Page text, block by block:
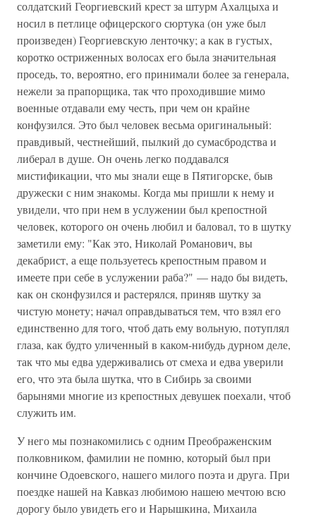
солдатский Георгиевский крест за штурм Ахалцыха и
носил в петлице офицерского сюртука (он уже был
произведен) Георгиевскую ленточку; а как в густых,
коротко остриженных волосах его была значительная
проседь, то, вероятно, его принимали более за генерала,
нежели за прапорщика, так что проходившие мимо
военные отдавали ему честь, при чем он крайне
конфузился. Это был человек весьма оригинальный:
правдивый, честнейший, пылкий до сумасбродства и
либерал в душе. Он очень легко поддавался
мистификации, что мы знали еще в Пятигорске, быв
дружески с ним знакомы. Когда мы пришли к нему и
увидели, что при нем в услужении был крепостной
человек, которого он очень любил и баловал, то в шутку
заметили ему: "Как это, Николай Романович, вы
декабрист, а еще пользуетесь крепостным правом и
имеете при себе в услужении раба?" — надо бы видеть,
как он сконфузился и растерялся, приняв шутку за
чистую монету; начал оправдываться тем, что взял его
единственно для того, чтоб дать ему вольную, потуплял
глаза, как будто уличенный в каком-нибудь дурном деле,
так что мы едва удерживались от смеха и едва уверили
его, что эта была шутка, что в Сибирь за своими
барынями многие из крепостных девушек поехали, чтоб
служить им.
У него мы познакомились с одним Преображенским
полковником, фамилии не помню, который был при
кончине Одоевского, нашего милого поэта и друга. При
поездке нашей на Кавказ любимою нашею мечтою всю
дорогу было увидеть его и Нарышкина, Михаила